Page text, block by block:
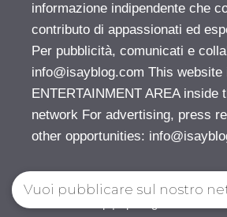
informazione indipendente che
contributo di appassionati ed
Per pubblicità, comunicati e
info@isayblog.com This website
ENTERTAINMENT AREA inside
network For advertising, press
other opportunities:
Vuoi pubblicare sul nostro